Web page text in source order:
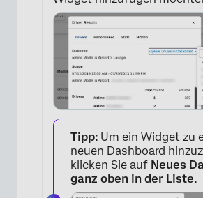
Tipp: Um ein Widget zu
neuen Dashboard
klicken Sie auf Neues
ganz oben in der Liste.